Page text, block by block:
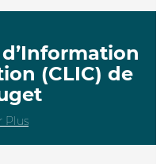
(CLIC) de
Plus